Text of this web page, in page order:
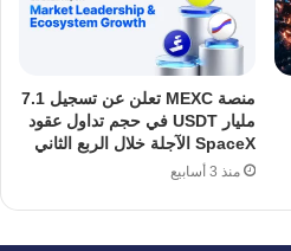
منصة MEXC تعلن عن تسجيل 7.1
مليار USDT في حجم تداول عقود
SpaceX الآجلة خلال الربع الثاني
منذ 3 أسابيع